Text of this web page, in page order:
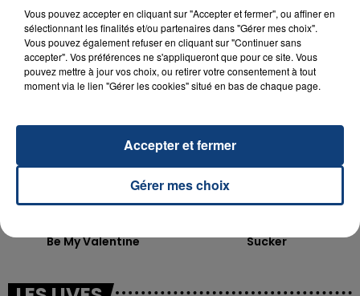
TITRES DIFFUSÉS
23h34
23h34
Be My Valentine
23h31
23h31
Sucker
Vous pouvez accepter en cliquant sur "Accepter et fermer", ou affiner en
sélectionnant les finalités et/ou partenaires dans "Gérer mes choix".
Vous pouvez également refuser en cliquant sur "Continuer sans
accepter". Vos préférences ne s'appliqueront que pour ce site. Vous
pouvez mettre à jour vos choix, ou retirer votre consentement à tout
moment via le lien "Gérer les cookies" situé en bas de chaque page.
Gérer mes choix
Accepter et fermer